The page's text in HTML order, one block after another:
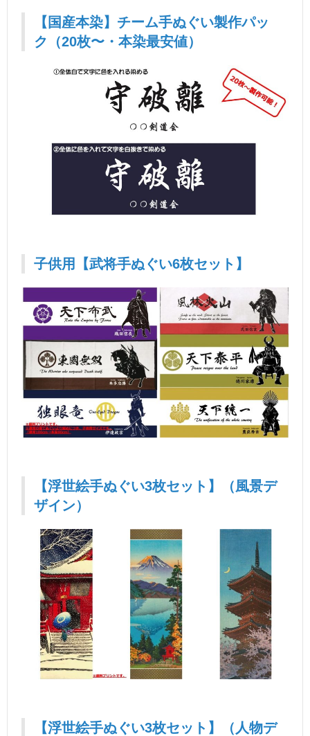
【国産本染】チーム手ぬぐい製作パッ
ク（20枚〜・本染最安値）
子供用【武将手ぬぐい6枚セット】
【浮世絵手ぬぐい3枚セット】（風景デ
ザイン）
【浮世絵手ぬぐい3枚セット】（人物デ